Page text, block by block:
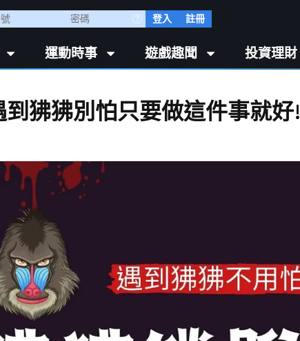
登入 註冊
運動時事 遊戲趣聞 投資理財
狒狒別怕只要做這件事就好!